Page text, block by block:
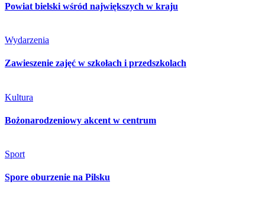
Powiat bielski wśród największych w kraju
Wydarzenia
Zawieszenie zajęć w szkołach i przedszkolach
Kultura
Bożonarodzeniowy akcent w centrum
Sport
Spore oburzenie na Pilsku